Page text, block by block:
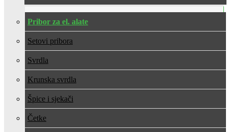
Pribor za el. alate
Setovi pribora
Svrdla
Krunska svrdla
Špice i sjekači
Četke